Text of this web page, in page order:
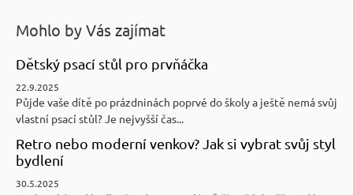
Mohlo by Vás zajímat
Dětský psací stůl pro prvňáčka
22.9.2025
Půjde vaše dítě po prázdninách poprvé do školy a ještě nemá svůj
vlastní psací stůl? Je nejvyšší čas...
Retro nebo moderní venkov? Jak si vybrat svůj styl
bydlení
30.5.2025